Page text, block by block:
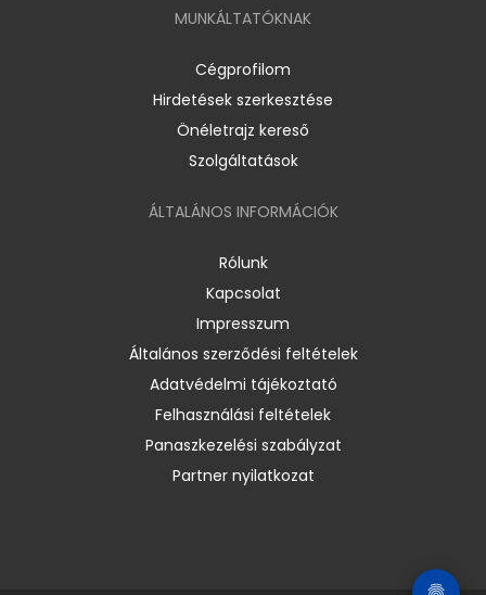
MUNKÁLTATÓKNAK
Cégprofilom
Hirdetések szerkesztése
Önéletrajz kereső
Szolgáltatások
ÁLTALÁNOS INFORMÁCIÓK
Rólunk
Kapcsolat
Impresszum
Általános szerződési feltételek
Adatvédelmi tájékoztató
Felhasználási feltételek
Panaszkezelési szabályzat
Partner nyilatkozat